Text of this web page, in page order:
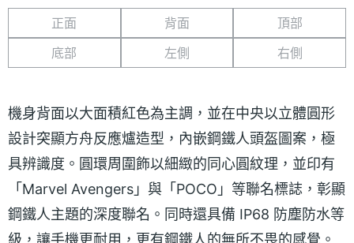
正面 背面
頂部
底部
左側 右側
機身背面以大面積紅色為主調，並在中央以立體圓形
設計突顯方舟反應爐造型，內嵌鋼鐵人頭盔圖案，極
具辨識度。圓環周圍飾以細緻的同心圓紋理，並印有
「Marvel Avengers」與「POCO」等聯名標誌，彰顯
鋼鐵人主題的深度聯名。同時還具備 IP68 防塵防水等
級，讓手機更耐用，更有鋼鐵人的無所不畏的感覺。